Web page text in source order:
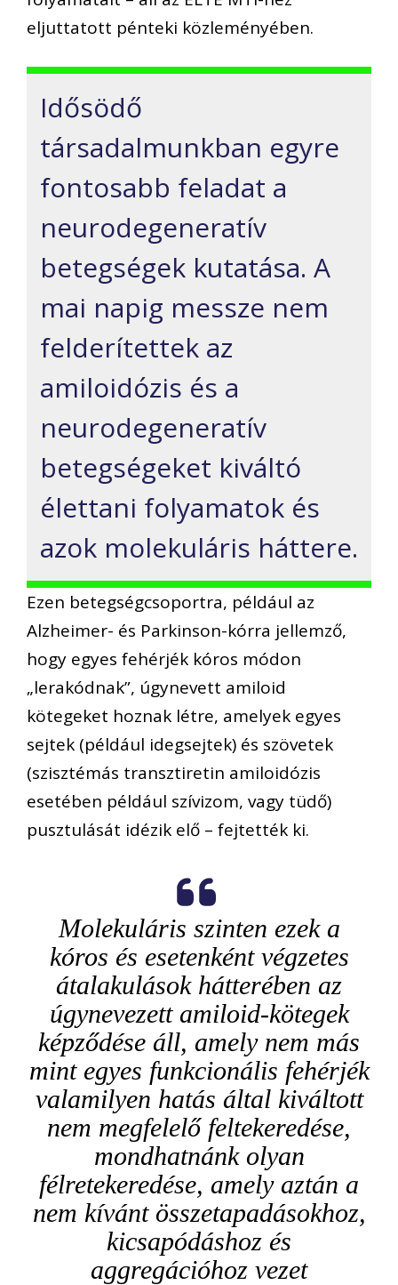
eljuttatott pénteki közleményében.
Idősödő
társadalmunkban egyre
fontosabb feladat a
neurodegeneratív
betegségek kutatása. A
mai napig messze nem
felderítettek az
amiloidózis és a
neurodegeneratív
betegségeket kiváltó
élettani folyamatok és
azok molekuláris háttere.
Ezen betegségcsoportra, például az
Alzheimer- és Parkinson-kórra jellemző,
hogy egyes fehérjék kóros módon
„lerakódnak”, úgynevett amiloid
kötegeket hoznak létre, amelyek egyes
sejtek (például idegsejtek) és szövetek
(szisztémás transztiretin amiloidózis
esetében például szívizom, vagy tüdő)
pusztulását idézik elő – fejtették ki.
Molekuláris szinten ezek a
kóros és esetenként végzetes
átalakulások hátterében az
úgynevezett amiloid-kötegek
képződése áll, amely nem más
mint egyes funkcionális fehérjék
valamilyen hatás által kiváltott
nem megfelelő feltekeredése,
mondhatnánk olyan
félretekeredése, amely aztán a
nem kívánt összetapadásokhoz,
kicsapódáshoz és
aggregációhoz vezet